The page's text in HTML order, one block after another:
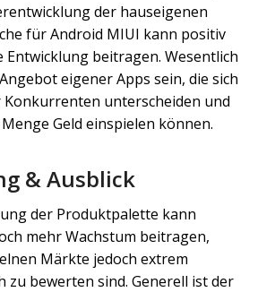
der hauseigenen
für Android MIUI kann positiv
Entwicklung beitragen. Wesentlich
eigener Apps sein, die sich
Konkurrenten unterscheiden und
Geld einspielen können.
& Ausblick
der Produktpalette kann
mehr Wachstum beitragen,
Märkte jedoch extrem
zu bewerten sind. Generell ist der